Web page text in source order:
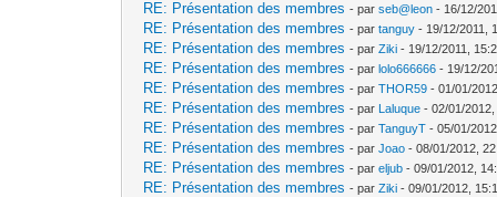
RE: Présentation des membres - parseb@leon - 16/12/
RE: Présentation des membres - partanguy - 19/12/2011,
RE: Présentation des membres - parZiki - 19/12/2011,
RE: Présentation des membres - parlolo666666 - 19/12/
RE: Présentation des membres - parTHOR59 - 01/01/
RE: Présentation des membres - par Laluque - 02/01/
RE: Présentation des membres - parTanguyT - 05/01/
RE: Présentation des membres - parJoao - 08/01/2012,
RE: Présentation des membres - pareljub - 09/01/2012,
RE: Présentation des membres - parZiki - 09/01/2012,